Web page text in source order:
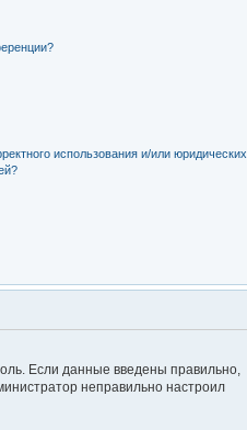
использования и/или юридических
Если данные введены правильно,
неправильно настроил